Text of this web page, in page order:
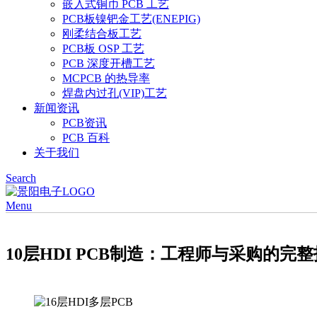
嵌入式铜币 PCB 工艺
PCB板镍钯金工艺(ENEPIG)
刚柔结合板工艺
PCB板 OSP 工艺
PCB 深度开槽工艺
MCPCB 的热导率
焊盘内过孔(VIP)工艺
新闻资讯
PCB资讯
PCB 百科
关于我们
Search
Menu
10层HDI PCB制造：工程师与采购的完